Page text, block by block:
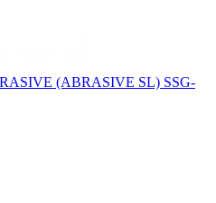
(ABRASIVE SL) SSG-